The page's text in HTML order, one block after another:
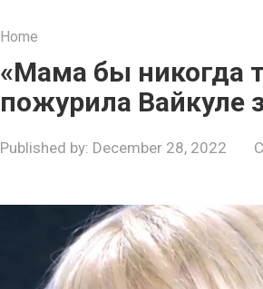
Home
«Мама бы никогда
пожурила Вайкуле
Published by: December 28, 2022